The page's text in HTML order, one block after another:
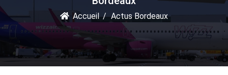
Accueil Actus Bordeaux